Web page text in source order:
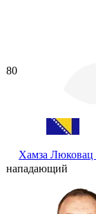
80
Хамза Люковац
нападающий